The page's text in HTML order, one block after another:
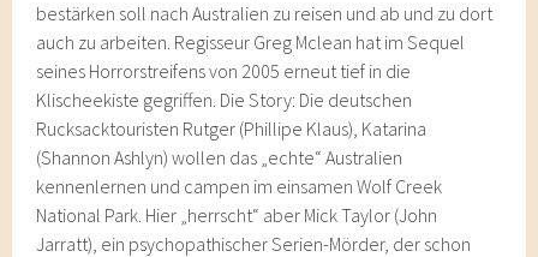
bestärken soll nach Australien zu reisen und ab und zu dort
auch zu arbeiten. Regisseur Greg Mclean hat im Sequel
seines Horrorstreifens von 2005 erneut tief in die
Klischeekiste gegriffen. Die Story: Die deutschen
Rucksacktouristen Rutger (Phillipe Klaus), Katarina
(Shannon Ashlyn) wollen das „echte“ Australien
kennenlernen und campen im einsamen Wolf Creek
National Park. Hier „herrscht“ aber Mick Taylor (John
Jarratt), ein psychopathischer Serien-Mörder, der schon